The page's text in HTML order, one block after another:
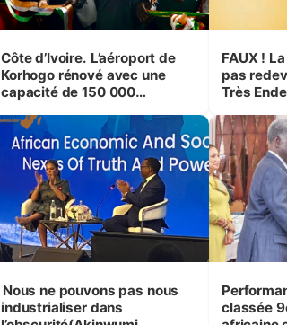
Côte d’Ivoire. L’aéroport de
Korhogo rénové avec une
capacité de 150 000
FAUX !
pas
Très
Nous ne pouvons pas nous
industrialiser dans
Performance. La
classée